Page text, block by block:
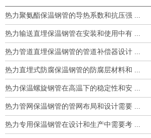
热力聚氨酯保温钢管的导热系数和抗压强 ...
热力输送直埋保温钢管在安装和使用中有 ...
热力管道直埋保温钢管的管道补偿器设计 ...
热力直埋式防腐保温钢管的防腐层材料和 ...
热力保温螺旋钢管在高温下的稳定性和安 ...
热力管网保温钢管的管网布局和设计需要 ...
热力专用保温钢管在设计和生产中需要考 ...